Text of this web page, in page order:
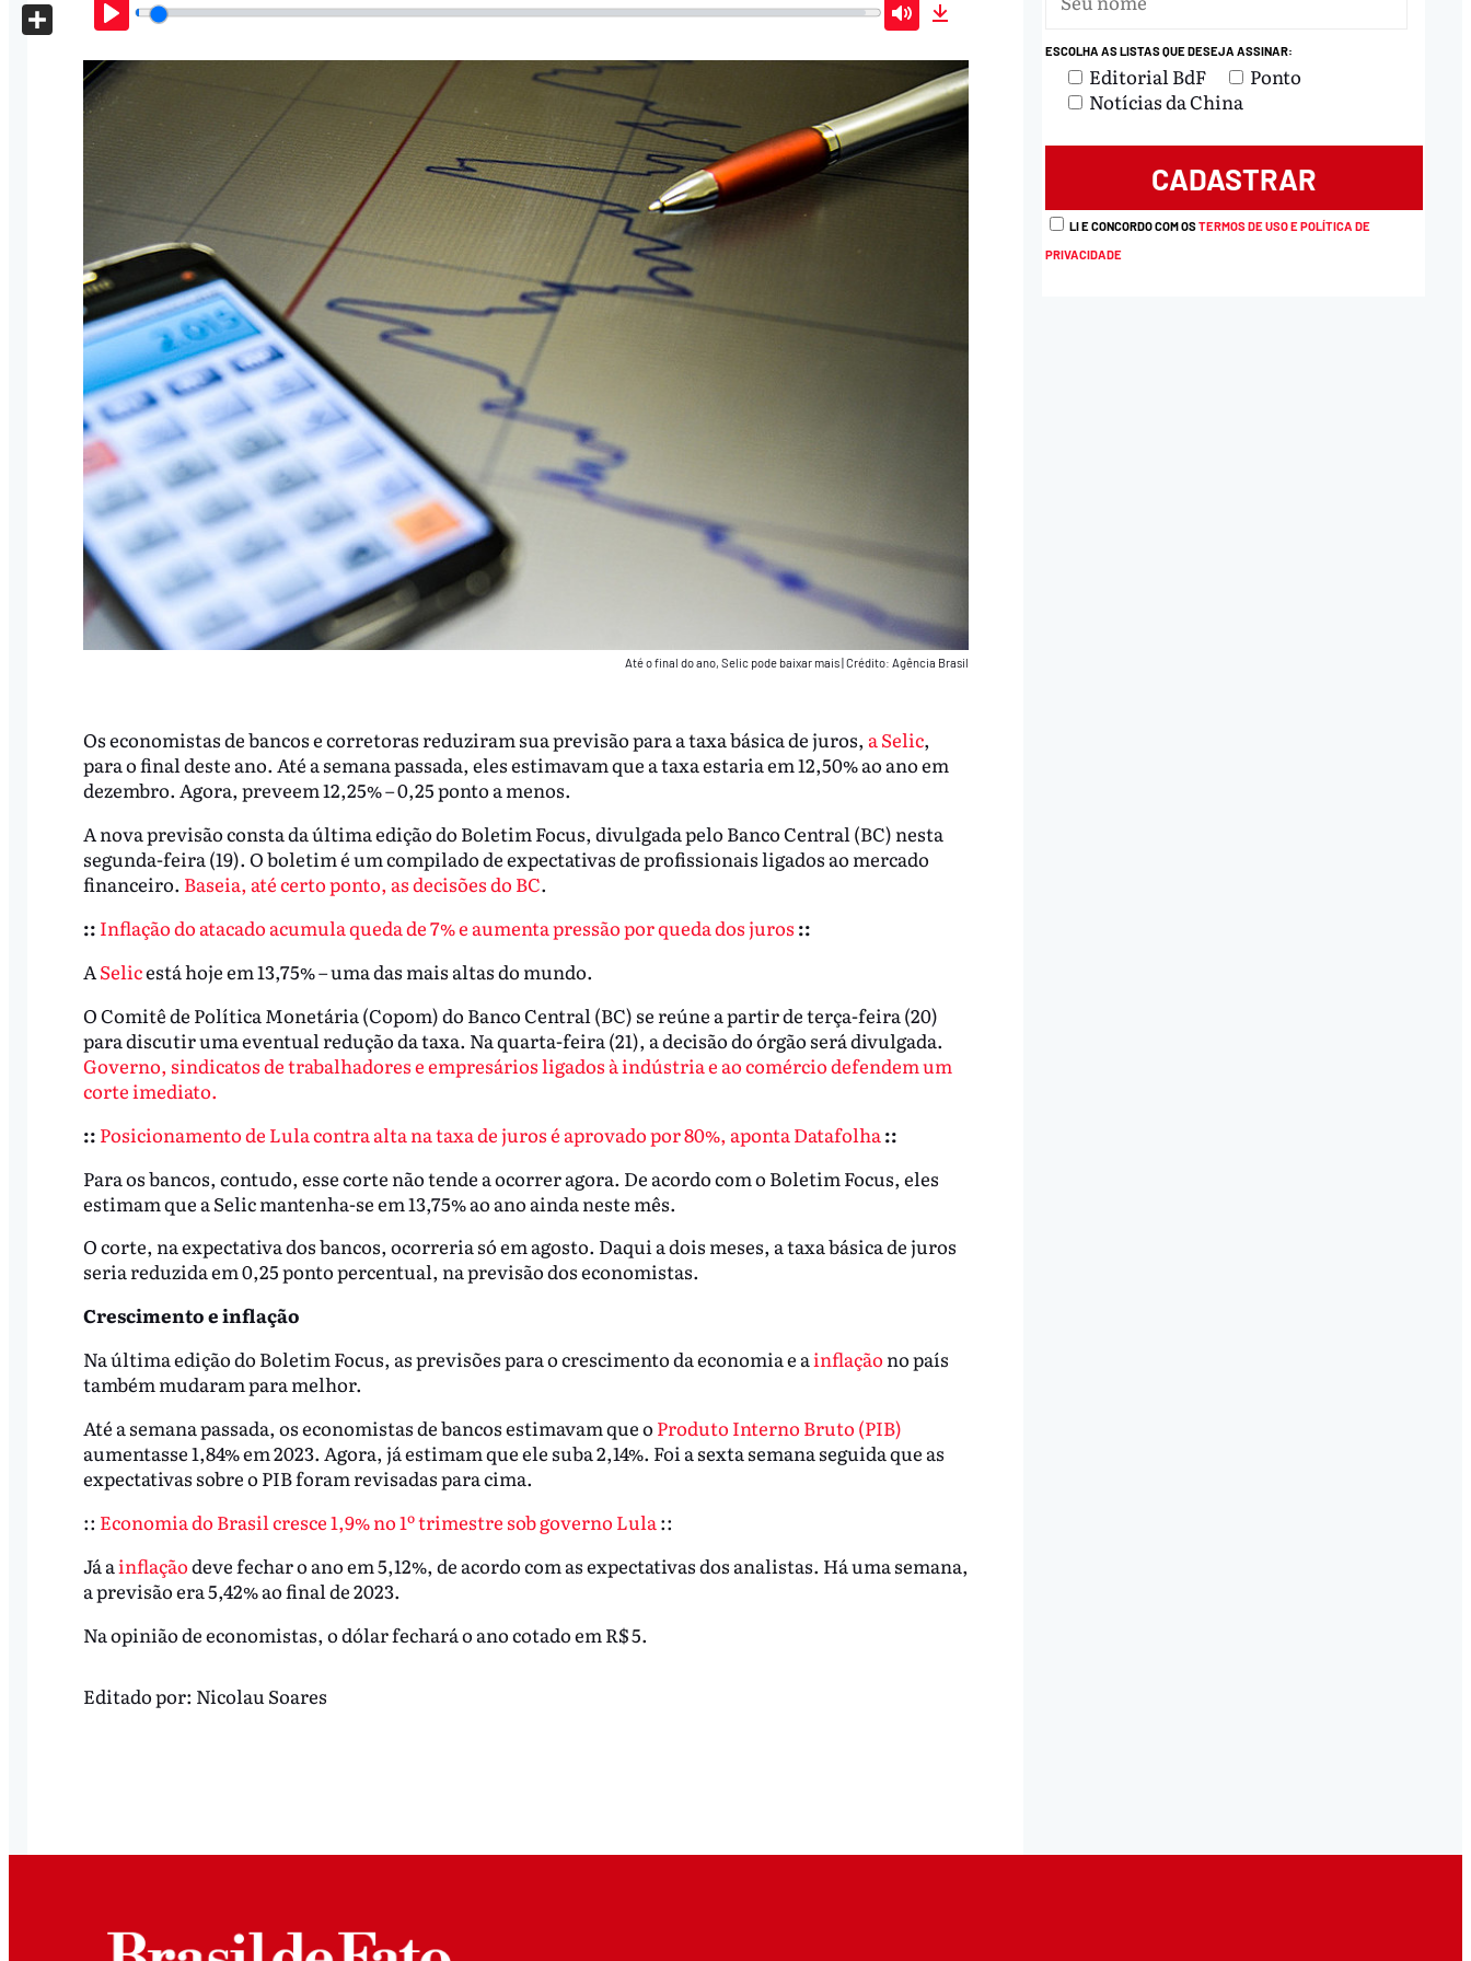
Play Mute
Até o final do ano, Selic pode baixar mais|Crédito: Agência Brasil
Os economistas de bancos e corretoras reduziram sua previsão para a taxa básica de juros, a Selic,
para o final deste ano. Até a semana passada, eles estimavam que a taxa estaria em 12,50% ao ano em
dezembro. Agora, preveem 12,25% – 0,25 ponto a menos.
A nova previsão consta da última edição do Boletim Focus, divulgada pelo Banco Central (BC) nesta
segunda-feira (19). O boletim é um compilado de expectativas de profissionais ligados ao mercado
financeiro. Baseia, até certo ponto, as decisões do BC.
:: Inflação do atacado acumula queda de 7% e aumenta pressão por queda dos juros ::
A Selicestá hoje em 13,75% – uma das mais altas do mundo.
O Comitê de Política Monetária (Copom) do Banco Central (BC) se reúne a partir de terça-feira (20)
para discutir uma eventual redução da taxa. Na quarta-feira (21), a decisão do órgão será divulgada.
Governo, sindicatos de trabalhadores e empresários ligados à indústria e ao comércio defendem um
corte imediato.
:: Posicionamento de Lula contra alta na taxa de juros é aprovado por 80%, aponta Datafolha ::
Para os bancos, contudo, esse corte não tende a ocorrer agora. De acordo com o Boletim Focus, eles
estimam que a Selic mantenha-se em 13,75% ao ano ainda neste mês.
O corte, na expectativa dos bancos, ocorreria só em agosto. Daqui a dois meses, a taxa básica de juros
seria reduzida em 0,25 ponto percentual, na previsão dos economistas.
Crescimento e inflação
Na última edição do Boletim Focus, as previsões para o crescimento da economia e ainflação no país
também mudaram para melhor.
Até a semana passada, os economistas de bancos estimavam que o Produto Interno Bruto (PIB)
aumentasse 1,84% em 2023. Agora, já estimam que ele suba 2,14%. Foi a sexta semana seguida que as
expectativas sobre o PIB foram revisadas para cima.
:: Economia do Brasil cresce 1,9% no 1º trimestre sob governo Lula ::
Já a inflaçãodeve fechar o ano em 5,12%, de acordo com as expectativas dos analistas. Há uma semana,
a previsão era 5,42% ao final de 2023.
Na opinião de economistas, o dólar fechará o ano cotado em R$ 5.
X
Editado por: Nicolau Soares
ESCOLHA AS LISTAS QUE DESEJA ASSINAR:
Editorial BdF
Ponto
Notícias da China
LI E CONCORDO COM OSTERMOS DE USO E POLÍTICA DE
PRIVACIDADE